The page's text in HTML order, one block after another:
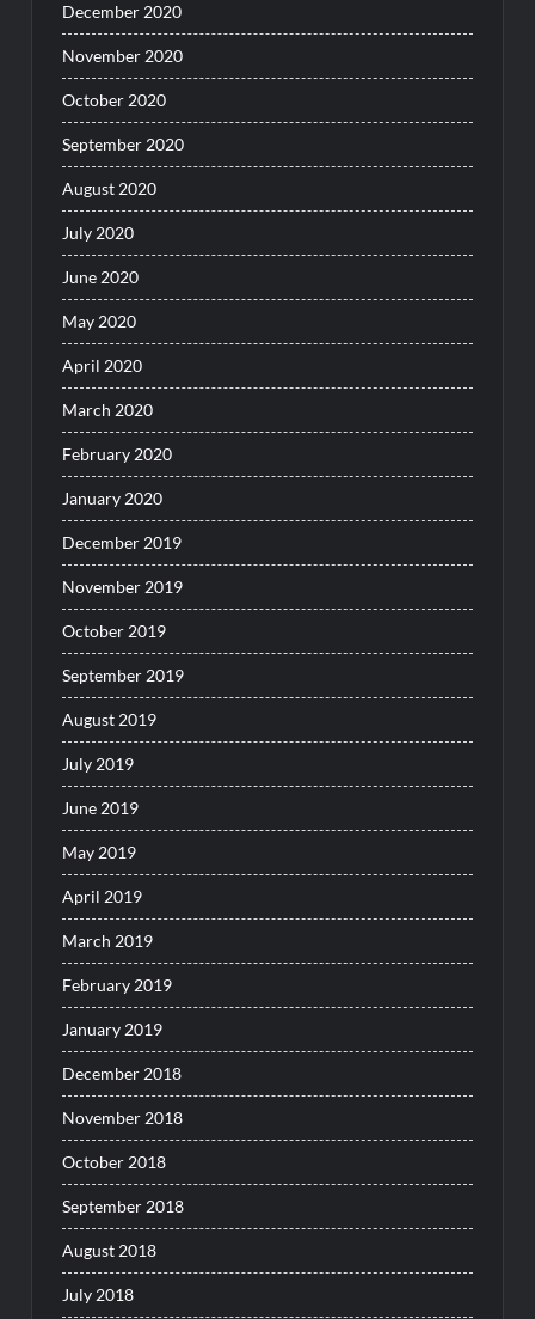
December 2020
November 2020
October 2020
September 2020
August 2020
July 2020
June 2020
May 2020
April 2020
March 2020
February 2020
January 2020
December 2019
November 2019
October 2019
September 2019
August 2019
July 2019
June 2019
May 2019
April 2019
March 2019
February 2019
January 2019
December 2018
November 2018
October 2018
September 2018
August 2018
July 2018